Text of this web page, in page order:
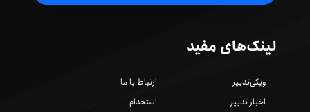
لینک‌های مفید
ویکی‌تدبیر
اخبار تدبیر
ارتباط با ما
استخدام